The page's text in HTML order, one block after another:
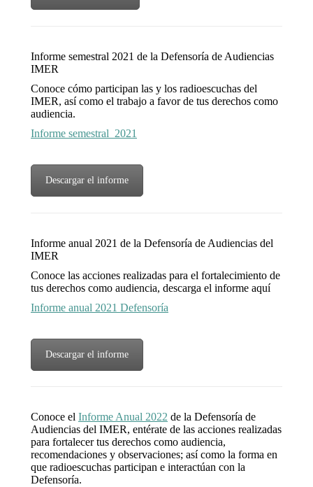
Informe semestral 2021 de la Defensoría de Audiencias
IMER
Conoce cómo participan las y los radioescuchas del
IMER, así como el trabajo a favor de tus derechos como
audiencia.
Informe semestral_2021
Descargar el informe
Informe anual 2021 de la Defensoría de Audiencias del
IMER
Conoce las acciones realizadas para el fortalecimiento de
tus derechos como audiencia, descarga el informe aquí
Informe anual 2021 Defensoría
Descargar el informe
Conoce el Informe Anual 2022 de la Defensoría de
Audiencias del IMER, entérate de las acciones realizadas
para fortalecer tus derechos como audiencia,
recomendaciones y observaciones; así como la forma en
que radioescuchas participan e interactúan con la
Defensoría.